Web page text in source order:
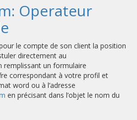
Operateur
le compte de son client la position
directement au
remplissant un formulaire
correspondant à votre profil et
word ou à l’adresse
en précisant dans l’objet le nom du